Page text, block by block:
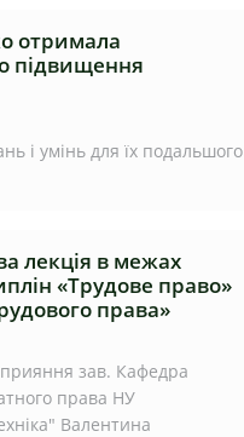
отримала
підвищення
і умінь для їх подальшого
лекція в межах
«Трудове право»
права»
зав. Кафедра
права НУ
Валентина